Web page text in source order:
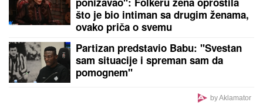
Nije se mnogo pitao: Amerikanac otkrio da je želeo
da ostane u Zvezdi
by Aklamator
PREPORUKA ZA VAS